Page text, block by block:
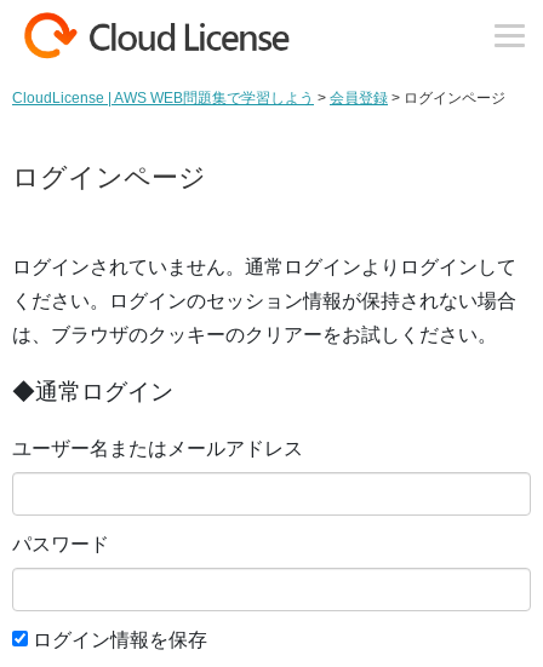
コンテンツへスキップ
CloudLicense | AWS WEB問題集で学習しよう > 会員登録 > ログインページ
ログインページ
ログインされていません。通常ログインよりログインして
ください。ログインのセッション情報が保持されない場合
は、ブラウザのクッキーのクリアーをお試しください。
◆通常ログイン
ユーザー名またはメールアドレス
パスワード
ログイン情報を保存